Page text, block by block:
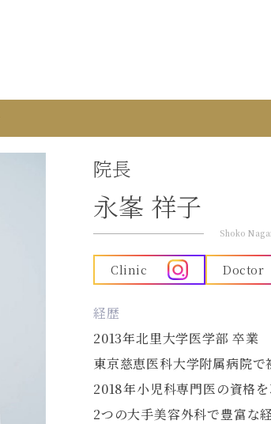
院長
永峯 祥子
Shoko
Clinic Doctor
経歴
2013年北里大学医学部 卒業
東京慈恵医科大学附属病院
2018年小児科専門医の資格
2つの大手美容外科で豊富な